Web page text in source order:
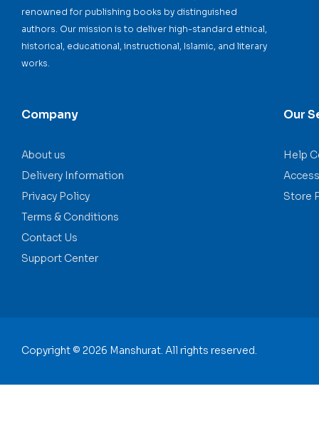
renowned for publishing books by distinguished
authors. Our mission is to deliver high-standard ethical,
historical, educational, instructional, Islamic, and literary
works.
Company
About us
Delivery Information
Privacy Policy
Terms & Conditions
Contact Us
Support Center
Our
Help
Store
Copyright © 2026 Manshurat. All rights reserved.